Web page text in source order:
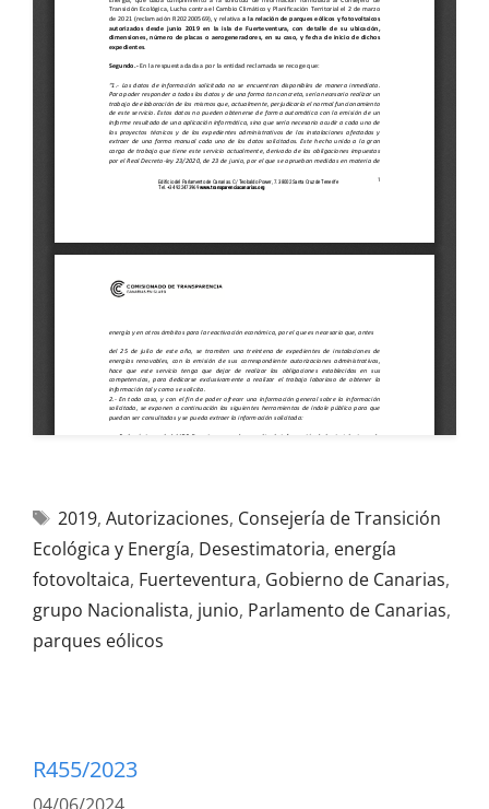
2019, Autorizaciones, Consejería de Transición
Ecológica y Energía, Desestimatoria, energía
fotovoltaica, Fuerteventura, Gobierno de Canarias,
grupo Nacionalista, junio, Parlamento de Canarias,
parques eólicos
R455/2023